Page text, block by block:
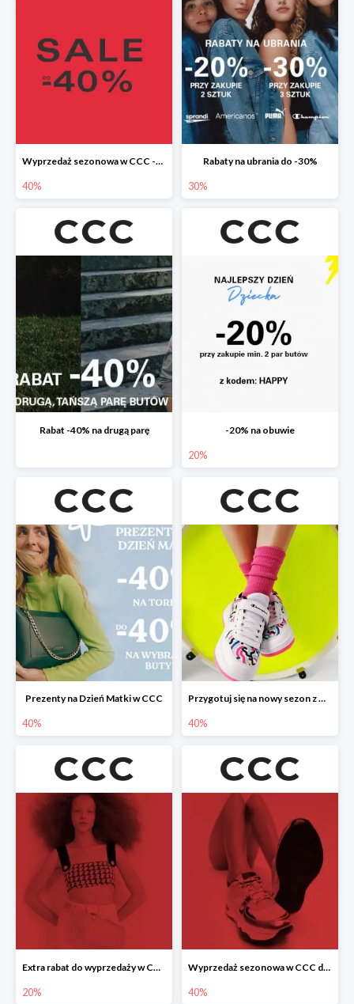
Wyprzedaż sezonowa w CCC -40%
40%
Rabaty na ubrania do -30%
30%
Rabat -40% na drugą parę -20% na obuwie
20%
Prezenty na Dzień Matki w CCC
40%
Przygotuj się na nowy sezon z CCC - druga para -40%
40%
Extra rabat do wyprzedaży w CCC -20%
20%
Wyprzedaż sezonowa w CCC do -40%
40%